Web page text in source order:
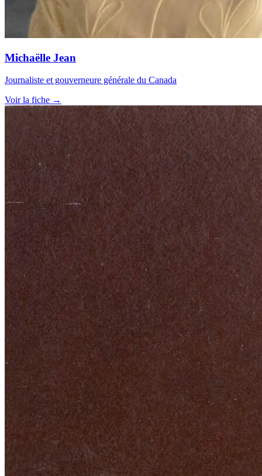
Michaëlle Jean
Journaliste et gouverneure générale du Canada
Voir la fiche →